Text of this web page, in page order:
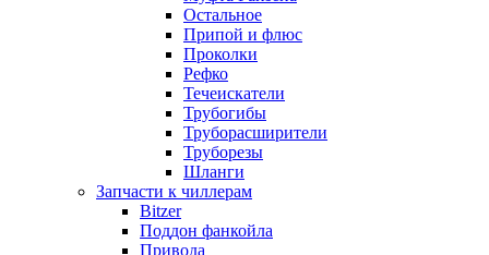
Остальное
Припой и флюс
Проколки
Рефко
Течеискатели
Трубогибы
Труборасширители
Труборезы
Шланги
Запчасти к чиллерам
Bitzer
Поддон фанкойла
Привода